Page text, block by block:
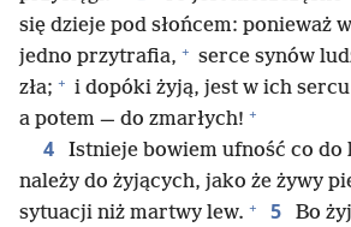
się dzieje pod słońcem: ponieważ
jedno przytrafia, + serce synów
zła; + i dopóki żyją, jest w ich
a potem — do zmarłych! +
4
Istnieje bowiem ufność co do
należy do żyjących, jako że żywy
sytuacji niż martwy lew. + 5
Bo